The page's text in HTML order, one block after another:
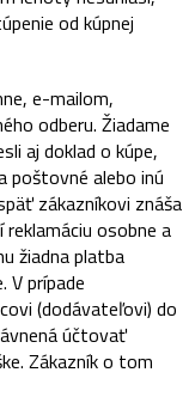
od kúpnej
e-mailom,
odberu. Žiadame
aj doklad o kúpe,
poštovné alebo inú
zákazníkovi znáša
reklamáciu osobne a
žiadna platba
V prípade
(dodávateľovi) do
účtovať
Zákazník o tom